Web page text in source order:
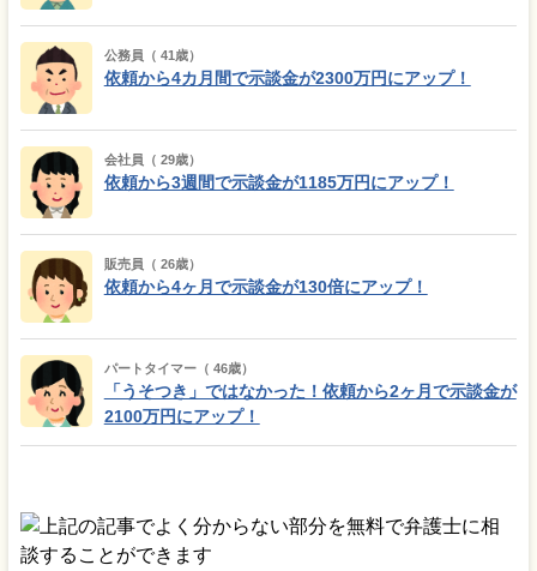
公務員（ 41歳）
依頼から4カ月間で示談金が2300万円にアップ！
会社員（ 29歳）
依頼から3週間で示談金が1185万円にアップ！
販売員（ 26歳）
依頼から4ヶ月で示談金が130倍にアップ！
パートタイマー（ 46歳）
「うそつき」ではなかった！依頼から2ヶ月で示談金が
2100万円にアップ！